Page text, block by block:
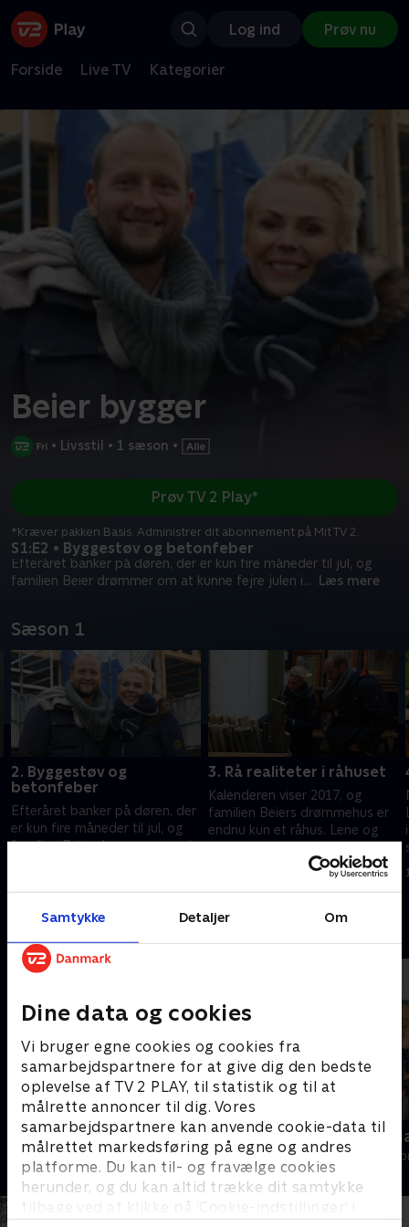
Samtykke Detaljer Om
Dine data og cookies
Vi bruger egne cookies og cookies fra
samarbejdspartnere for at give dig den bedste
oplevelse af TV 2 PLAY, til statistik og til at
målrette annoncer til dig. Vores
samarbejdspartnere kan anvende cookie-data til
målrettet markedsføring på egne og andres
platforme. Du kan til- og fravælge cookies
herunder, og du kan altid trække dit samtykke
tilbage ved at klikke på ’Cookie-indstillinger’ i
Log ind Prøv nu
Forside Live TV Kategorier
Beier bygger
• Livsstil • 1 sæson •
S1:E2 • Byggestøv og betonfeber
Efteråret banker på døren, der er kun fire måneder til jul, og
familien Beier drømmer om at kunne fejre julen i... Læs mere
Prøv TV 2 Play*
*Kræver pakken Basis. Administrer dit abonnement på Mit TV 2.
Sæson 1
2. Byggestøv og
betonfeber
Efteråret banker på døren, der
er kun fire måneder til jul, og
familien Beier drømmer om at
3. Rå realiteter i råhuset
Kalenderen viser 2017, og
familien Beiers drømmehus er
endnu kun et råhus. Lene og
Anders Beier gør deres bedste
for, at tidsplanen ikke skal
5. juni 2017 • 27 min
Beier bygger have
Livsstil • 1 sæsoner
Beier over
Livsstil • 1